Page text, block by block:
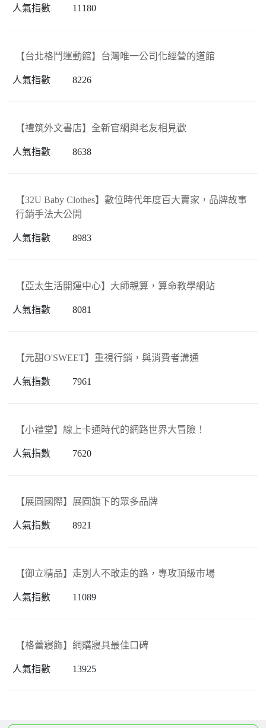
11180
【台北格鬥運動館】台灣唯一公司化經營的道館
8226
【禮筑外文書店】全新官網與老友相見歡
8638
【32U Baby Clothes】數位時代年度百大賣家，品牌故事
行銷手法大公開
8983
【亞太生活開運中心】大師親算，算命教學網站
8081
【元甜O'SWEET】重視行銷，與消費者溝通
7961
【小禮堂】線上卡通時代的網路世界大冒險！
7620
【展圓國際】展圓旗下的眾多品牌
8921
【御立精品】走別人不敢走的路，專攻頂級市場
11089
【格蕾寢飾】網購寢具最佳口碑
13925